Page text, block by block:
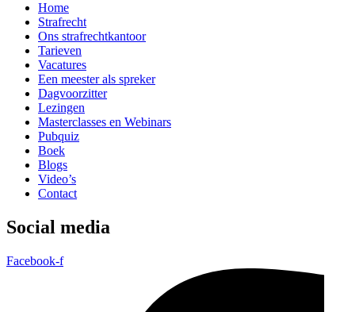
Home
Strafrecht
Ons strafrecht­kantoor
Tarieven
Vacatures
Een meester als spreker
Dagvoorzitter
Lezingen
Masterclasses en Webinars
Pubquiz
Boek
Blogs
Video’s
Contact
Social media
Facebook-f